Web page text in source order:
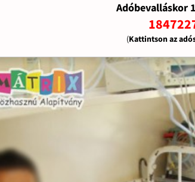
Adóbevalláskor
(Kattintson az